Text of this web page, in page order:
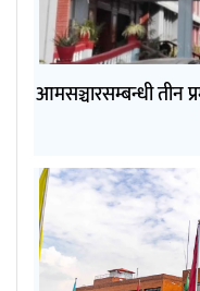
आमसञ्चारसम्बन्धी तीन